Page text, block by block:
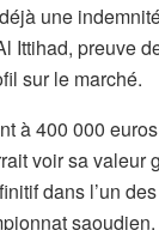
une
Ittihad, preuve
sur le marché.
à 400 000
voir sa valeur
dans l’un